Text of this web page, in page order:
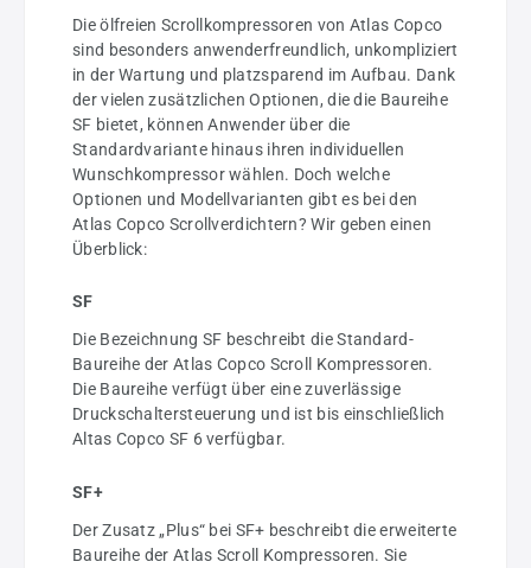
Die ölfreien Scrollkompressoren von Atlas Copco
sind besonders anwenderfreundlich, unkompliziert
in der Wartung und platzsparend im Aufbau. Dank
der vielen zusätzlichen Optionen, die die Baureihe
SF bietet, können Anwender über die
Standardvariante hinaus ihren individuellen
Wunschkompressor wählen. Doch welche
Optionen und Modellvarianten gibt es bei den
Atlas Copco Scrollverdichtern? Wir geben einen
Überblick:
SF
Die Bezeichnung SF beschreibt die Standard-
Baureihe der Atlas Copco Scroll Kompressoren.
Die Baureihe verfügt über eine zuverlässige
Druckschaltersteuerung und ist bis einschließlich
Altas Copco SF 6 verfügbar.
SF+
Der Zusatz „Plus“ bei SF+ beschreibt die erweiterte
Baureihe der Atlas Scroll Kompressoren. Sie